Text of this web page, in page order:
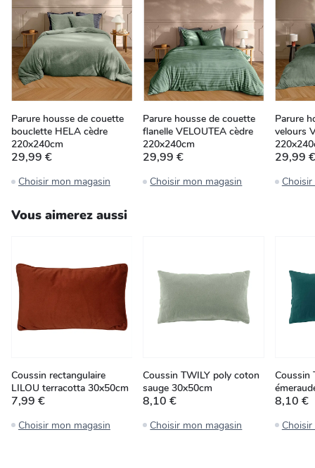
Parure housse de couette
bouclette HELA cèdre
220x240cm
29,99 €
Choisir mon magasin
Parure housse de couette
flanelle VELOUTEA cèdre
220x240cm
29,99 €
Choisir mon magasin
Parure
velours
29,99 €
Vous aimerez aussi
Coussin rectangulaire
LILOU terracotta 30x50cm
7,99 €
Choisir mon magasin
Coussin TWILY poly coton
sauge 30x50cm
8,10 €
Choisir mon magasin
Coussin
8,10 €